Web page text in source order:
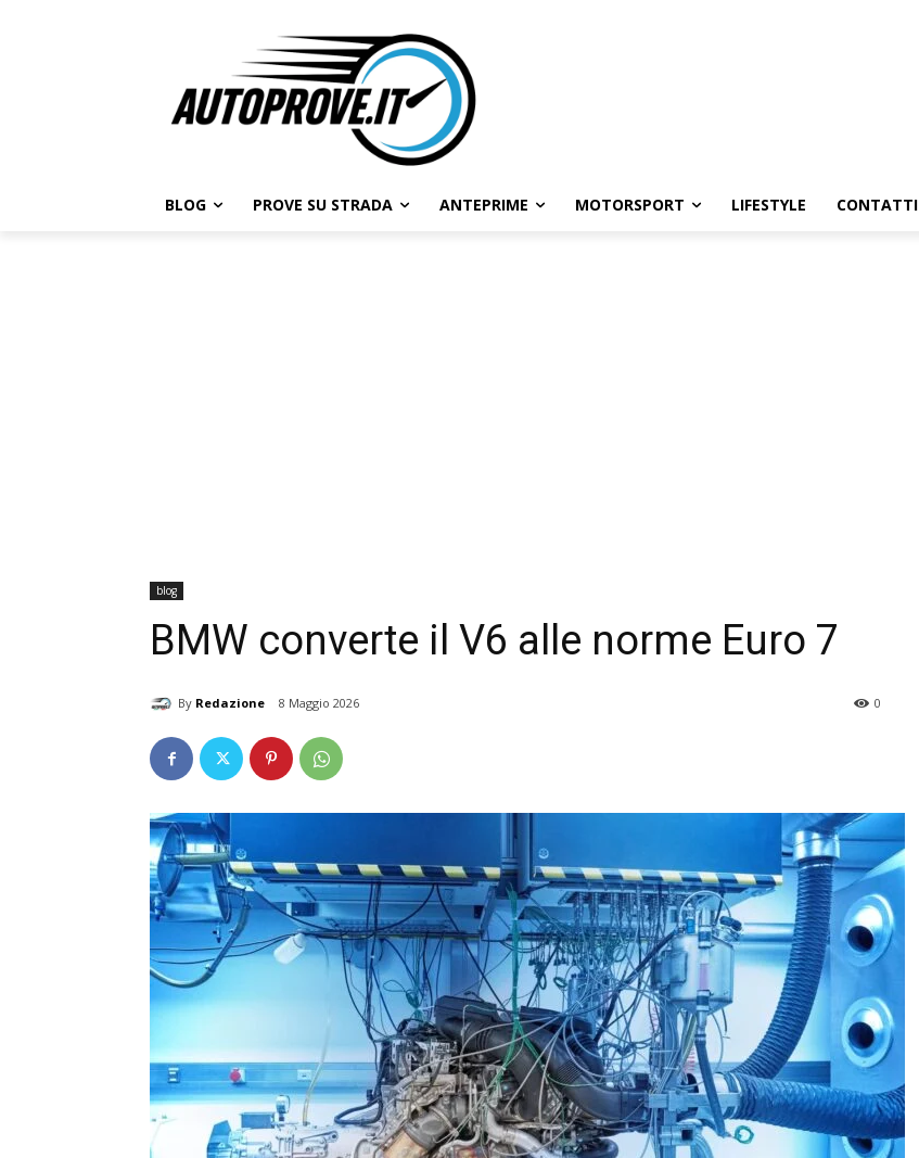
BLOG PROVE SU STRADA ANTEPRIME MOTORSPORT LIFESTYLE CONTATTI
blog
BMW converte il V6 alle norme Euro 7
By Redazione 8 Maggio 2026 0